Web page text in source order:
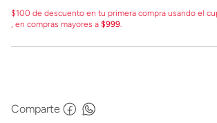
$100 de descuento en tu primera compra usando el
, en compras mayores a $999.
Comparte